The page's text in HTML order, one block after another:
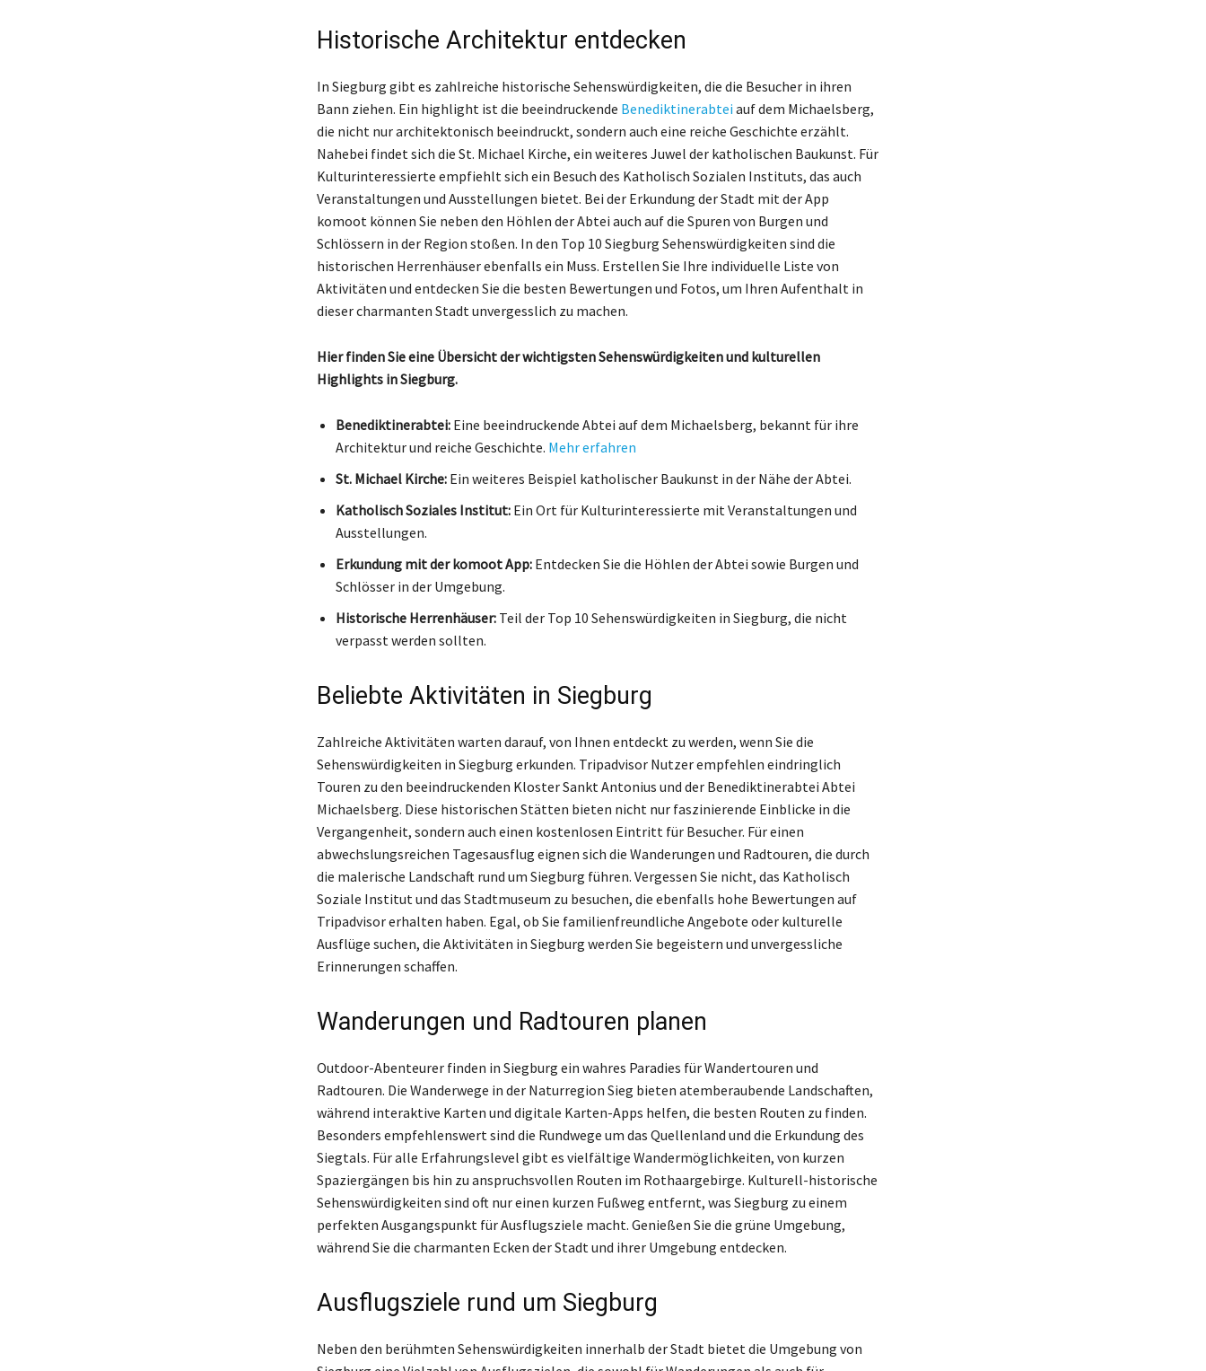
Historische Architektur entdecken
In Siegburg gibt es zahlreiche historische Sehenswürdigkeiten, die die Besucher in ihren
Bann ziehen. Ein highlight ist die beeindruckende Benediktinerabtei auf dem Michaelsberg,
die nicht nur architektonisch beeindruckt, sondern auch eine reiche Geschichte erzählt.
Nahebei findet sich die St. Michael Kirche, ein weiteres Juwel der katholischen Baukunst. Für
Kulturinteressierte empfiehlt sich ein Besuch des Katholisch Sozialen Instituts, das auch
Veranstaltungen und Ausstellungen bietet. Bei der Erkundung der Stadt mit der App
komoot können Sie neben den Höhlen der Abtei auch auf die Spuren von Burgen und
Schlössern in der Region stoßen. In den Top 10 Siegburg Sehenswürdigkeiten sind die
historischen Herrenhäuser ebenfalls ein Muss. Erstellen Sie Ihre individuelle Liste von
Aktivitäten und entdecken Sie die besten Bewertungen und Fotos, um Ihren Aufenthalt in
dieser charmanten Stadt unvergesslich zu machen.
Hier finden Sie eine Übersicht der wichtigsten Sehenswürdigkeiten und kulturellen
Highlights in Siegburg.
Benediktinerabtei:Eine beeindruckende Abtei auf dem Michaelsberg, bekannt für ihre
Architektur und reiche Geschichte. Mehr erfahren
St. Michael Kirche:Ein weiteres Beispiel katholischer Baukunst in der Nähe der Abtei.
Katholisch Soziales Institut:Ein Ort für Kulturinteressierte mit Veranstaltungen und
Ausstellungen.
Erkundung mit der komoot App:Entdecken Sie die Höhlen der Abtei sowie Burgen und
Schlösser in der Umgebung.
Historische Herrenhäuser:Teil der Top 10 Sehenswürdigkeiten in Siegburg, die nicht
verpasst werden sollten.
Beliebte Aktivitäten in Siegburg
Zahlreiche Aktivitäten warten darauf, von Ihnen entdeckt zu werden, wenn Sie die
Sehenswürdigkeiten in Siegburg erkunden. Tripadvisor Nutzer empfehlen eindringlich
Touren zu den beeindruckenden Kloster Sankt Antonius und der Benediktinerabtei Abtei
Michaelsberg. Diese historischen Stätten bieten nicht nur faszinierende Einblicke in die
Vergangenheit, sondern auch einen kostenlosen Eintritt für Besucher. Für einen
abwechslungsreichen Tagesausflug eignen sich die Wanderungen und Radtouren, die durch
die malerische Landschaft rund um Siegburg führen. Vergessen Sie nicht, das Katholisch
Soziale Institut und das Stadtmuseum zu besuchen, die ebenfalls hohe Bewertungen auf
Tripadvisor erhalten haben. Egal, ob Sie familienfreundliche Angebote oder kulturelle
Ausflüge suchen, die Aktivitäten in Siegburg werden Sie begeistern und unvergessliche
Erinnerungen schaffen.
Wanderungen und Radtouren planen
Outdoor-Abenteurer finden in Siegburg ein wahres Paradies für Wandertouren und
Radtouren. Die Wanderwege in der Naturregion Sieg bieten atemberaubende Landschaften,
während interaktive Karten und digitale Karten-Apps helfen, die besten Routen zu finden.
Besonders empfehlenswert sind die Rundwege um das Quellenland und die Erkundung des
Siegtals. Für alle Erfahrungslevel gibt es vielfältige Wandermöglichkeiten, von kurzen
Spaziergängen bis hin zu anspruchsvollen Routen im Rothaargebirge. Kulturell-historische
Sehenswürdigkeiten sind oft nur einen kurzen Fußweg entfernt, was Siegburg zu einem
perfekten Ausgangspunkt für Ausflugsziele macht. Genießen Sie die grüne Umgebung,
während Sie die charmanten Ecken der Stadt und ihrer Umgebung entdecken.
Ausflugsziele rund um Siegburg
Neben den berühmten Sehenswürdigkeiten innerhalb der Stadt bietet die Umgebung von